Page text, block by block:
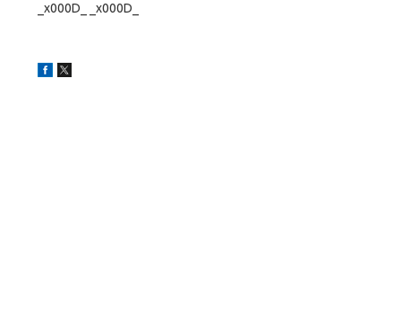
_x000D_ _x000D_